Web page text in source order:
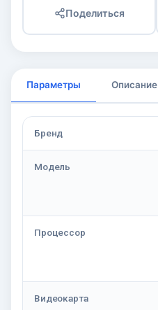
Поделиться
Параметры Описание
Бренд
Модель
Процессор
Видеокарта